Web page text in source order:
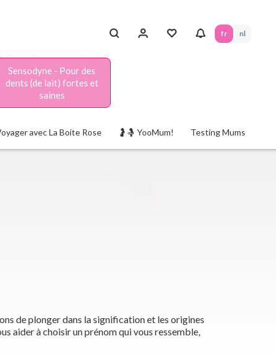
fr nl
Sensodyne - Pour des
dents (de lait) fortes et
saines
avec La Boite Rose 🤰🤱 YooMum! Testing Mums
de plonger dans la signification et les origines
aider à choisir un prénom qui vous ressemble,